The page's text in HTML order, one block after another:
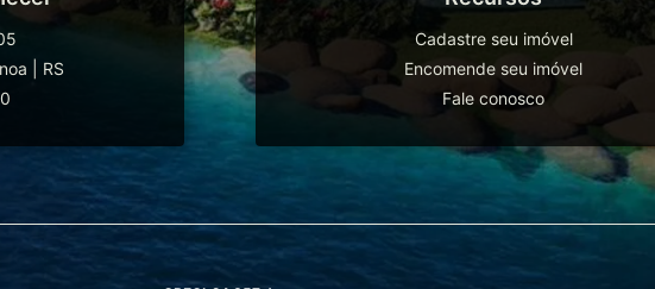
RS
Cadastre seu imóvel
Encomende seu imóvel
Fale conosco